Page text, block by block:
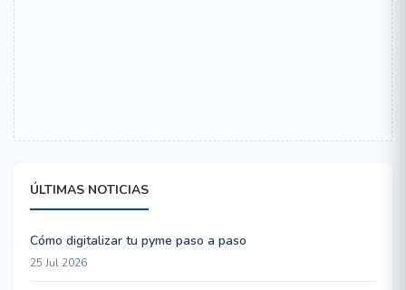
ÚLTIMAS NOTICIAS
Cómo digitalizar tu pyme paso a paso
25 Jul 2026